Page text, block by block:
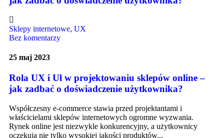
Sklepy internetowe, UX
Bez komentarzy
25 maj 2023
Rola UX i Ul w projektowaniu sklepów online –
jak zadbać o doświadczenie użytkownika?
Współczesny e-commerce stawia przed projektantami i
właścicielami sklepów internetowych ogromne wyzwania.
Rynek online jest niezwykle konkurencyjny, a użytkownicy
oczekują nie tylko wysokiej jakości produktów...